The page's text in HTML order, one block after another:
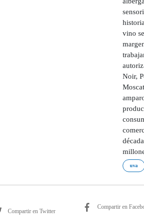
vino
Noir,
uva
Compartir en Twitter
Compartir en